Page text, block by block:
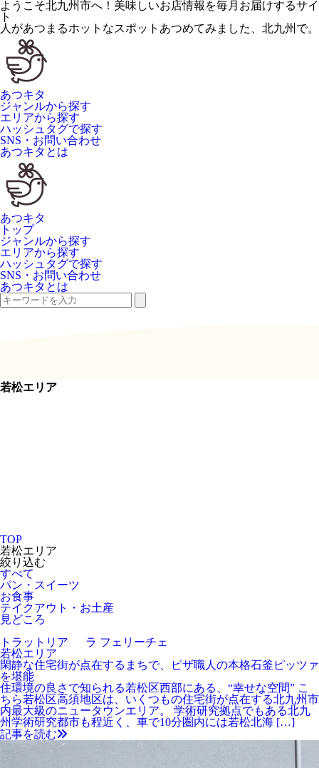
ようこそ北九州市へ！美味しいお店情報を毎月お届けするサイ
ト
人があつ まるホットなスポット あつめてみました、 北九州 で。
あつキタ
ジャンルから探す
エリアから探す
ハッシュタグで探す
SNS・お問い合わせ
あつキタとは
あつキタ
トップ
ジャンルから探す
エリアから探す
ハッシュタグで探す
SNS・お問い合わせ
あつキタとは
若松エリア
TOP
若松エリア
絞り込む
すべて
パン・スイーツ
お食事
テイクアウト・お土産
見どころ
トラットリア ラ フェリーチェ
若松エリア
閑静な住宅街が点在するまちで、ピザ職人の本格石釜ピッツァ
を堪能
住環境の良さで知られる若松区西部にある、“幸せな空間” こ
ちら若松区高須地区は、いくつもの住宅街が点在する北九州市
内最大級のニュータウンエリア。 学術研究拠点でもある北九
州学術研究都市も程近く、車で10分圏内には若松北海 […]
記事を読む